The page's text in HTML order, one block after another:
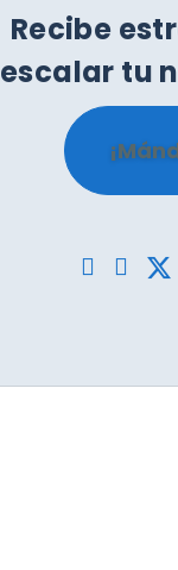
Recibe
escalar tu